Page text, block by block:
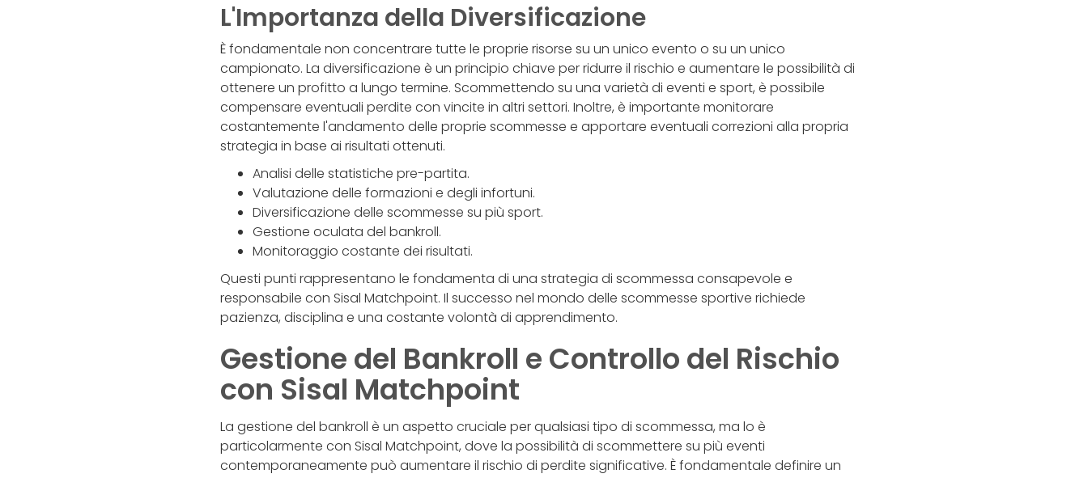
L'Importanza della Diversificazione
È fondamentale non concentrare tutte le proprie risorse su un unico evento o su un unico
campionato. La diversificazione è un principio chiave per ridurre il rischio e aumentare le possibilità di
ottenere un profitto a lungo termine. Scommettendo su una varietà di eventi e sport, è possibile
compensare eventuali perdite con vincite in altri settori. Inoltre, è importante monitorare
costantemente l'andamento delle proprie scommesse e apportare eventuali correzioni alla propria
strategia in base ai risultati ottenuti.
Analisi delle statistiche pre-partita.
Valutazione delle formazioni e degli infortuni.
Diversificazione delle scommesse su più sport.
Gestione oculata del bankroll.
Monitoraggio costante dei risultati.
Questi punti rappresentano le fondamenta di una strategia di scommessa consapevole e
responsabile con Sisal Matchpoint. Il successo nel mondo delle scommesse sportive richiede
pazienza, disciplina e una costante volontà di apprendimento.
Gestione del Bankroll e Controllo del Rischio
con Sisal Matchpoint
La gestione del bankroll è un aspetto cruciale per qualsiasi tipo di scommessa, ma lo è
particolarmente con Sisal Matchpoint, dove la possibilità di scommettere su più eventi
contemporaneamente può aumentare il rischio di perdite significative. È fondamentale definire un